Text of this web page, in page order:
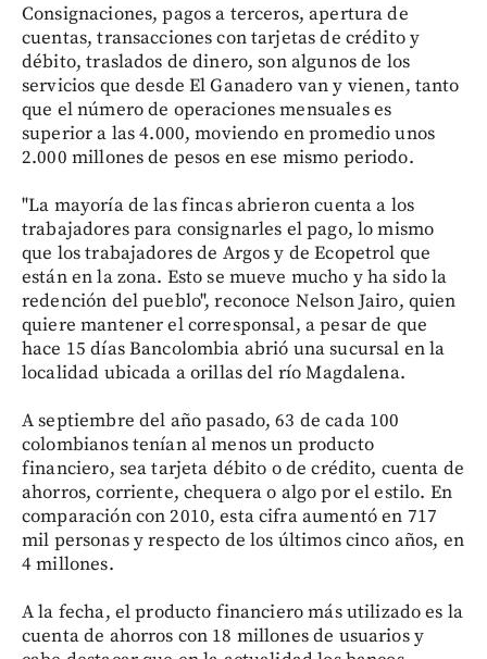
Consignaciones, pagos a terceros, apertura de
cuentas, transacciones con tarjetas de crédito y
débito, traslados de dinero, son algunos de los
servicios que desde El Ganadero van y vienen, tanto
que el número de operaciones mensuales es
superior a las 4.000, moviendo en promedio unos
2.000 millones de pesos en ese mismo periodo.
"La mayoría de las fincas abrieron cuenta a los
trabajadores para consignarles el pago, lo mismo
que los trabajadores de Argos y de Ecopetrol que
están en la zona. Esto se mueve mucho y ha sido la
redención del pueblo", reconoce Nelson Jairo, quien
quiere mantener el corresponsal, a pesar de que
hace 15 días Bancolombia abrió una sucursal en la
localidad ubicada a orillas del río Magdalena.
A septiembre del año pasado, 63 de cada 100
colombianos tenían al menos un producto
financiero, sea tarjeta débito o de crédito, cuenta de
ahorros, corriente, chequera o algo por el estilo. En
comparación con 2010, esta cifra aumentó en 717
mil personas y respecto de los últimos cinco años, en
4 millones.
A la fecha, el producto financiero más utilizado es la
cuenta de ahorros con 18 millones de usuarios y